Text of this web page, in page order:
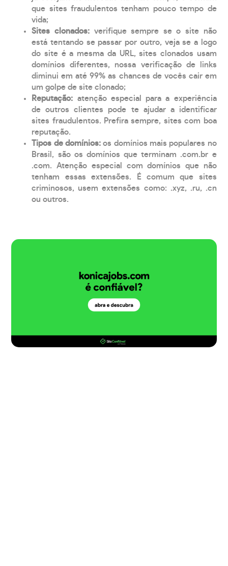
que sites fraudulentos tenham pouco tempo de
vida;
Sites clonados: verifique sempre se o site não
está tentando se passar por outro, veja se a logo
do site é a mesma da URL, sites clonados usam
domínios diferentes, nossa verificação de links
diminui em até 99% as chances de vocês cair em
um golpe de site clonado;
Reputação: atenção especial para a experiência
de outros clientes pode te ajudar a identificar
sites fraudulentos. Prefira sempre, sites com boa
reputação.
Tipos de domínios:os domínios mais populares no
Brasil, são os domínios que terminam .com.br e
.com. Atenção especial com domínios que não
tenham essas extensões. É comum que sites
criminosos, usem extensões como: .xyz, .ru, .cn
ou outros.